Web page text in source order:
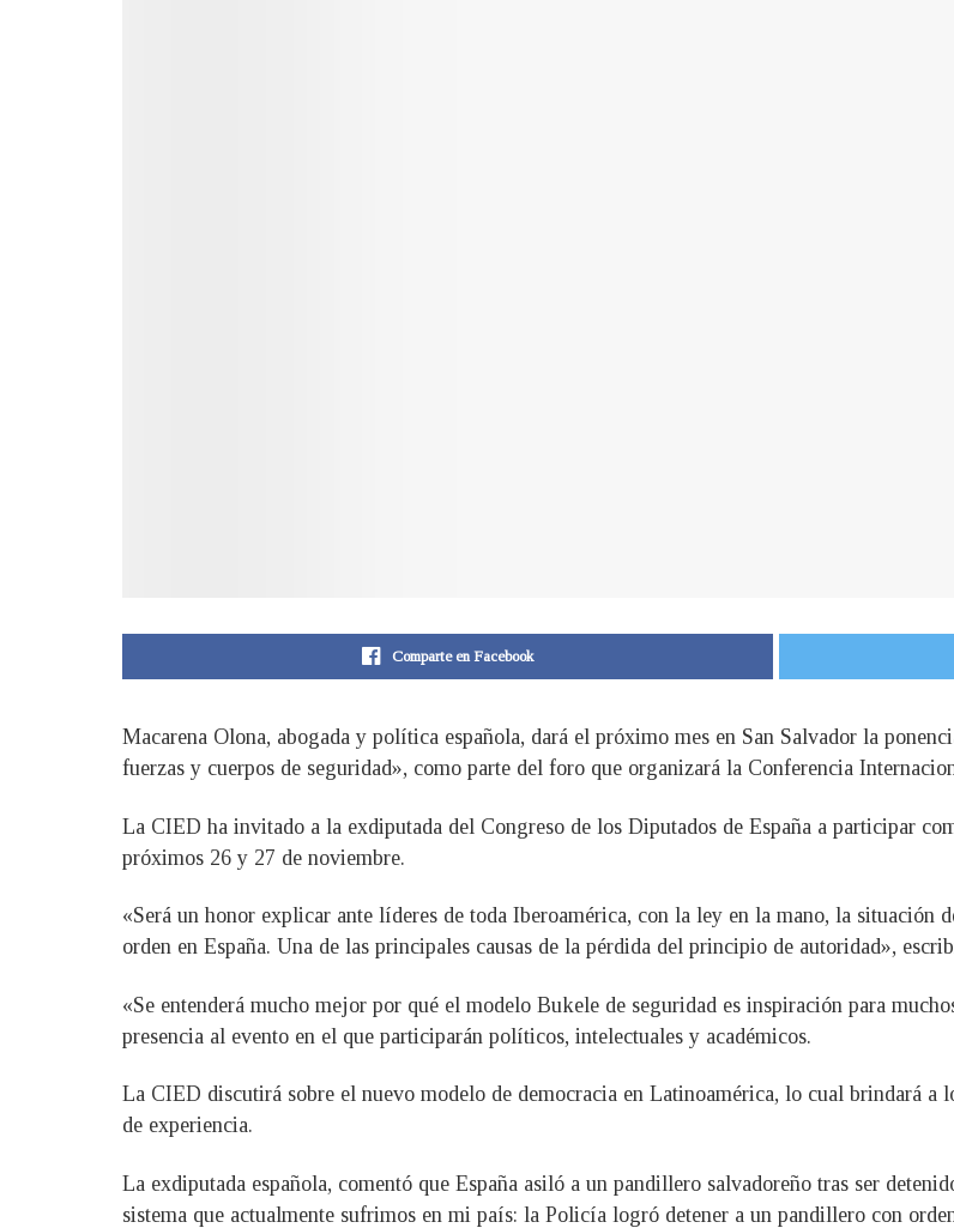
Comparte en Facebook
Macarena Olona, abogada y política española, dará el próximo mes en San Salvador la
fuerzas y cuerpos de seguridad», como parte del foro que organizará la Conferencia
La CIED ha invitado a la exdiputada del Congreso de los Diputados de España a participar
próximos 26 y 27 de noviembre.
«Será un honor explicar ante líderes de toda Iberoamérica, con la ley en la mano, la situación
orden en España. Una de las principales causas de la pérdida del principio de autoridad»,
«Se entenderá mucho mejor por qué el modelo Bukele de seguridad es inspiración para
presencia al evento en el que participarán políticos, intelectuales y académicos.
La CIED discutirá sobre el nuevo modelo de democracia en Latinoamérica, lo cual brindará
de experiencia.
La exdiputada española, comentó que España asiló a un pandillero salvadoreño tras ser
sistema que actualmente sufrimos en mi país: la Policía logró detener a un pandillero con